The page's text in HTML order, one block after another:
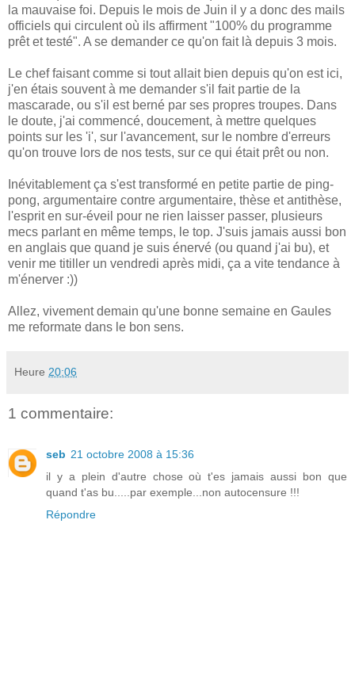
la mauvaise foi. Depuis le mois de Juin il y a donc des mails
officiels qui circulent où ils affirment "100% du programme
prêt et testé". A se demander ce qu'on fait là depuis 3 mois.
Le chef faisant comme si tout allait bien depuis qu'on est ici,
j'en étais souvent à me demander s'il fait partie de la
mascarade, ou s'il est berné par ses propres troupes. Dans
le doute, j'ai commencé, doucement, à mettre quelques
points sur les 'i', sur l'avancement, sur le nombre d'erreurs
qu'on trouve lors de nos tests, sur ce qui était prêt ou non.
Inévitablement ça s'est transformé en petite partie de ping-
pong, argumentaire contre argumentaire, thèse et antithèse,
l'esprit en sur-éveil pour ne rien laisser passer, plusieurs
mecs parlant en même temps, le top. J'suis jamais aussi bon
en anglais que quand je suis énervé (ou quand j'ai bu), et
venir me titiller un vendredi après midi, ça a vite tendance à
m'énerver :))
Allez, vivement demain qu'une bonne semaine en Gaules
me reformate dans le bon sens.
Heure 20:06
1 commentaire:
seb 21 octobre 2008 à 15:36
il y a plein d'autre chose où t'es jamais aussi bon que
quand t'as bu.....par exemple...non autocensure !!!
Répondre